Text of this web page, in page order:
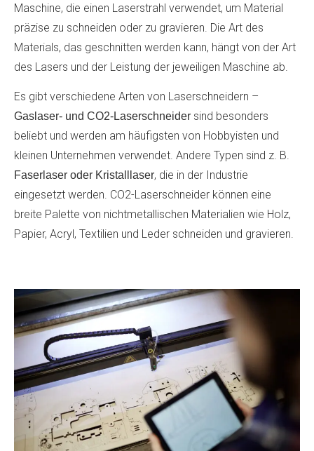
Maschine, die einen Laserstrahl verwendet, um Material
präzise zu schneiden oder zu gravieren. Die Art des
Materials, das geschnitten werden kann, hängt von der Art
des Lasers und der Leistung der jeweiligen Maschine ab.
Es gibt verschiedene Arten von Laserschneidern –
Gaslaser- und CO2-Laserschneider sind besonders
beliebt und werden am häufigsten von Hobbyisten und
kleinen Unternehmen verwendet. Andere Typen sind z. B.
Faserlaser oder Kristalllaser, die in der Industrie
eingesetzt werden. CO2-Laserschneider können eine
breite Palette von nichtmetallischen Materialien wie Holz,
Papier, Acryl, Textilien und Leder schneiden und gravieren.